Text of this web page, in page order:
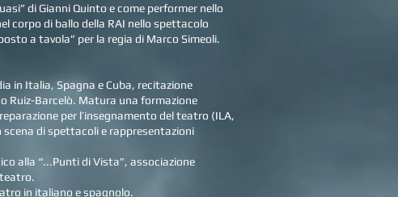
di Gianni Quinto e come performer nello
corpo di ballo della RAI nello spettacolo
a tavola” per la regia di Marco Simeoli.
in Italia, Spagna e Cuba, recitazione
Ruiz-Barcelò. Matura una formazione
per l’insegnamento del teatro (ILA,
di spettacoli e rappresentazioni
alla “...Punti di Vista”, associazione
in italiano e spagnolo.